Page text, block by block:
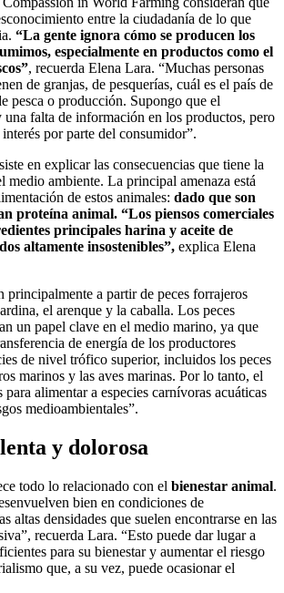
entre la ciudadanía de lo que
“La gente ignora cómo se producen los
especialmente en productos como el
, recuerda Elena Lara. “Muchas personas
de granjas, de pesquerías, cuál es el país de
pesca o producción. Supongo que el
una falta de información en los productos, pero
por parte del consumidor”.
en explicar las consecuencias que tiene la
medio ambiente. La principal amenaza está
de estos animales: dado que son
proteína animal. “Los piensos comerciales
principales harina y aceite de
altamente insostenibles”, explica Elena
principalmente a partir de peces forrajeros
el arenque y la caballa. Los peces
un papel clave en el medio marino, ya que
de energía de los productores
de nivel trófico superior, incluidos los peces
marinos y las aves marinas. Por lo tanto, el
para alimentar a especies carnívoras acuáticas
medioambientales”.
y dolorosa
todo lo relacionado con el bienestar animal.
bien en condiciones de
altas densidades que suelen encontrarse en las
recuerda Lara. “Esto puede dar lugar a
para su bienestar y aumentar el riesgo
que, a su vez, puede ocasionar el